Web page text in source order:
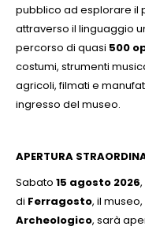
pubblico ad esplorare il
attraverso il linguaggio
percorso di quasi 500
costumi, strumenti
agricoli, filmati e
ingresso del museo.
APERTURA
Sabato 15 agosto 2026
di Ferragosto, il
Archeologico, sarà